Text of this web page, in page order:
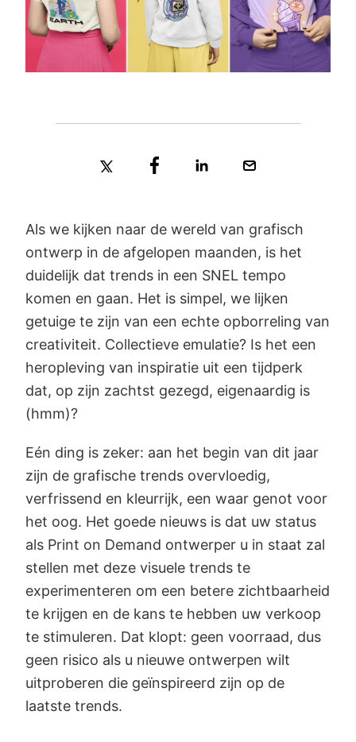
Als we kijken naar de wereld van grafisch
ontwerp in de afgelopen maanden, is het
duidelijk dat trends in een SNEL tempo
komen en gaan. Het is simpel, we lijken
getuige te zijn van een echte opborreling van
creativiteit. Collectieve emulatie? Is het een
heropleving van inspiratie uit een tijdperk
dat, op zijn zachtst gezegd, eigenaardig is
(hmm)?
Eén ding is zeker: aan het begin van dit jaar
zijn de grafische trends overvloedig,
verfrissend en kleurrijk, een waar genot voor
het oog. Het goede nieuws is dat uw status
als Print on Demand ontwerper u in staat zal
stellen met deze visuele trends te
experimenteren om een betere zichtbaarheid
te krijgen en de kans te hebben uw verkoop
te stimuleren. Dat klopt: geen voorraad, dus
geen risico als u nieuwe ontwerpen wilt
uitproberen die geïnspireerd zijn op de
laatste trends.